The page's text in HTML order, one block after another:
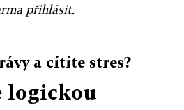
přihlásit.
a cítíte stres?
logickou